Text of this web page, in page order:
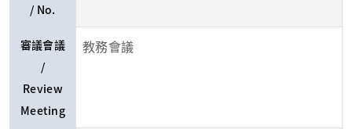
/ No.
審議會議
/
Review
Meeting
教務會議